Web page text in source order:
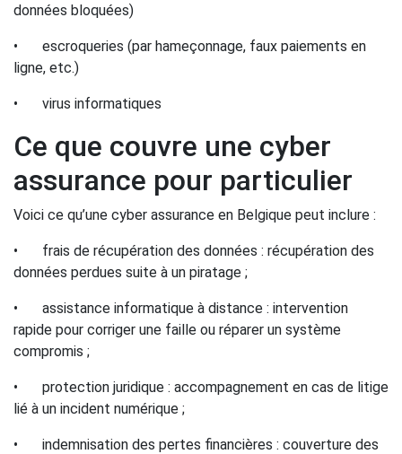
données bloquées)
•
escroqueries (par hameçonnage, faux paiements en
ligne, etc.)
• virus informatiques
Ce que couvre une cyber
assurance pour particulier
Voici ce qu’une cyber assurance en Belgique peut inclure :
•
frais de récupération des données : récupération des
données perdues suite à un piratage ;
•
assistance informatique à distance : intervention
rapide pour corriger une faille ou réparer un système
compromis ;
•
protection juridique : accompagnement en cas de litige
lié à un incident numérique ;
•
indemnisation des pertes financières : couverture des